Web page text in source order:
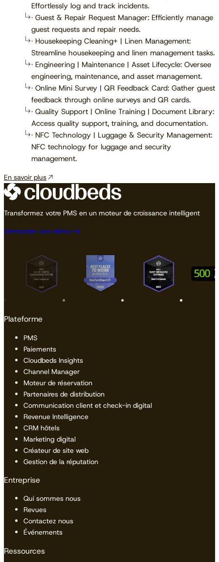
Effortlessly log and track incidents.
· Guest & Repair Request Manager: Efficiently manage
guest requests and repair needs.
· Housekeeping Cleaning+ | Linen Management:
Streamline housekeeping and linen management tasks.
· Engineering | Maintenance | Asset Lifecycle: Oversee
engineering, maintenance, and asset management.
· Online Mini Survey | QR Feedback Card: Gather guest
feedback through online surveys and QR cards.
· Quality Support | Online Training | Document Library:
Access quality support, training, and documentation.
· NFC Technology | Luggage & Security Management:
NFC technology for luggage and security
management.
En savoir plus
Transformez votre PMS en un moteur de croissance intelligent
Demander une démo
Plateforme
PMS
Paiements
Cloudbeds Insights
Channel Manager
Moteur de réservation
Partenaires de distribution
Communication client et check-in digital
Revenue Intelligence
CRM hôtels
Marketing digital
Créateur de site web
Gestion de la réputation
Entreprise
Qui sommes nous
Revues
Contactez nous
Événements
Ressources